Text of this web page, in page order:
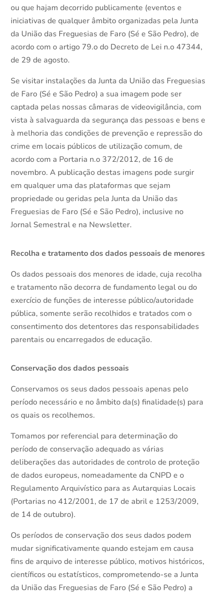
ou que hajam decorrido publicamente (eventos e
iniciativas de qualquer âmbito organizadas pela Junta
da União das Freguesias de Faro (Sé e São Pedro), de
acordo com o artigo 79.o do Decreto de Lei n.o 47344,
de 29 de agosto.
Se visitar instalações da Junta da União das Freguesias
de Faro (Sé e São Pedro) a sua imagem pode ser
captada pelas nossas câmaras de videovigilância, com
vista à salvaguarda da segurança das pessoas e bens e
à melhoria das condições de prevenção e repressão do
crime em locais públicos de utilização comum, de
acordo com a Portaria n.o 372/2012, de 16 de
novembro. A publicação destas imagens pode surgir
em qualquer uma das plataformas que sejam
propriedade ou geridas pela Junta da União das
Freguesias de Faro (Sé e São Pedro), inclusive no
Jornal Semestral e na Newsletter.
Recolha e tratamento dos dados pessoais de menores
Os dados pessoais dos menores de idade, cuja recolha
e tratamento não decorra de fundamento legal ou do
exercício de funções de interesse público/autoridade
pública, somente serão recolhidos e tratados com o
consentimento dos detentores das responsabilidades
parentais ou encarregados de educação.
Conservação dos dados pessoais
Conservamos os seus dados pessoais apenas pelo
período necessário e no âmbito da(s) finalidade(s) para
os quais os recolhemos.
Tomamos por referencial para determinação do
período de conservação adequado as várias
deliberações das autoridades de controlo de proteção
de dados europeus, nomeadamente da CNPD e o
Regulamento Arquivístico para as Autarquias Locais
(Portarias no 412/2001, de 17 de abril e 1253/2009,
de 14 de outubro).
Os períodos de conservação dos seus dados podem
mudar significativamente quando estejam em causa
fins de arquivo de interesse público, motivos históricos,
científicos ou estatísticos, comprometendo-se a Junta
da União das Freguesias de Faro (Sé e São Pedro) a